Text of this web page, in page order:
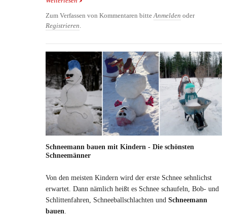
Zum Verfassen von Kommentaren bitteAnmelden oder
Registrieren.
Schneemann bauen mit Kindern - Die schönsten
Schneemänner
Von den meisten Kindern wird der erste Schnee sehnlichst
erwartet. Dann nämlich heißt es Schnee schaufeln, Bob- und
Schlittenfahren, Schneeballschlachten und Schneemann
bauen.